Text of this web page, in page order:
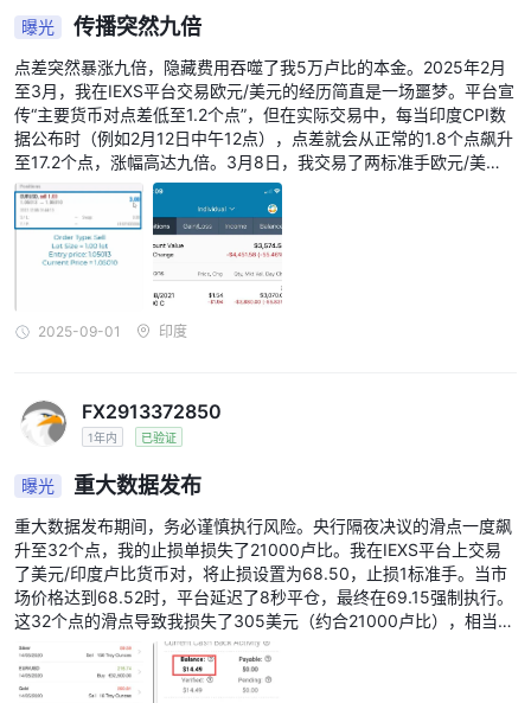
曝光 传播突然九倍
点差突然暴涨九倍，隐藏费用吞噬了我5万卢比的本金。2025年2月
至3月，我在IEXS平台交易欧元/美元的经历简直是一场噩梦。平台宣
传“主要货币对点差低至1.2个点”，但在实际交易中，每当印度CPI数
据公布时（例如2月12日中午12点），点差就会从正常的1.8个点飙升
至17.2个点，涨幅高达九倍。3月8日，我交易了两标准手欧元/美
元，仅点差成本就高达344美元（约合2.4万卢比），比平时高出296
美元。提醒印度交易者：远离这个利用ASIC牌照，通过点差诈骗和隐
藏费用骗取资金的外国平台！
2025-09-01 印度
FX2913372850
1年内 已验证
曝光 重大数据发布
重大数据发布期间，务必谨慎执行风险。央行隔夜决议的滑点一度飙
升至32个点，我的止损单损失了21000卢比。我在IEXS平台上交易
了美元/印度卢比货币对，将止损设置为68.50，止损1标准手。当市
场价格达到68.52时，平台延迟了8秒平仓，最终在69.15强制执行。
这32个点的滑点导致我损失了305美元（约合21000卢比），相当于
班加罗尔半个月的房租。到5月份，滑点造成的总损失已达到58700
卢比。然而，该平台仍在WhatsApp上播放印地语广告，宣传“零滑点
交易”。这种监管套利式的掠夺行为实在令人发指。